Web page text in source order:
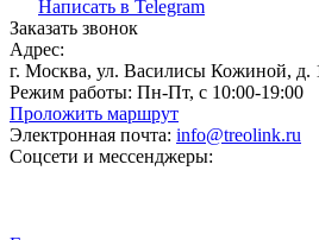
Написать в Telegram
Заказать звонок
Адрес:
г. Москва, ул. Василисы Кожиной, д.
Режим работы: Пн-Пт, с 10:00-19:00
Проложить маршрут
Электронная почта: info@treolink.ru
Соцсети и мессенджеры: